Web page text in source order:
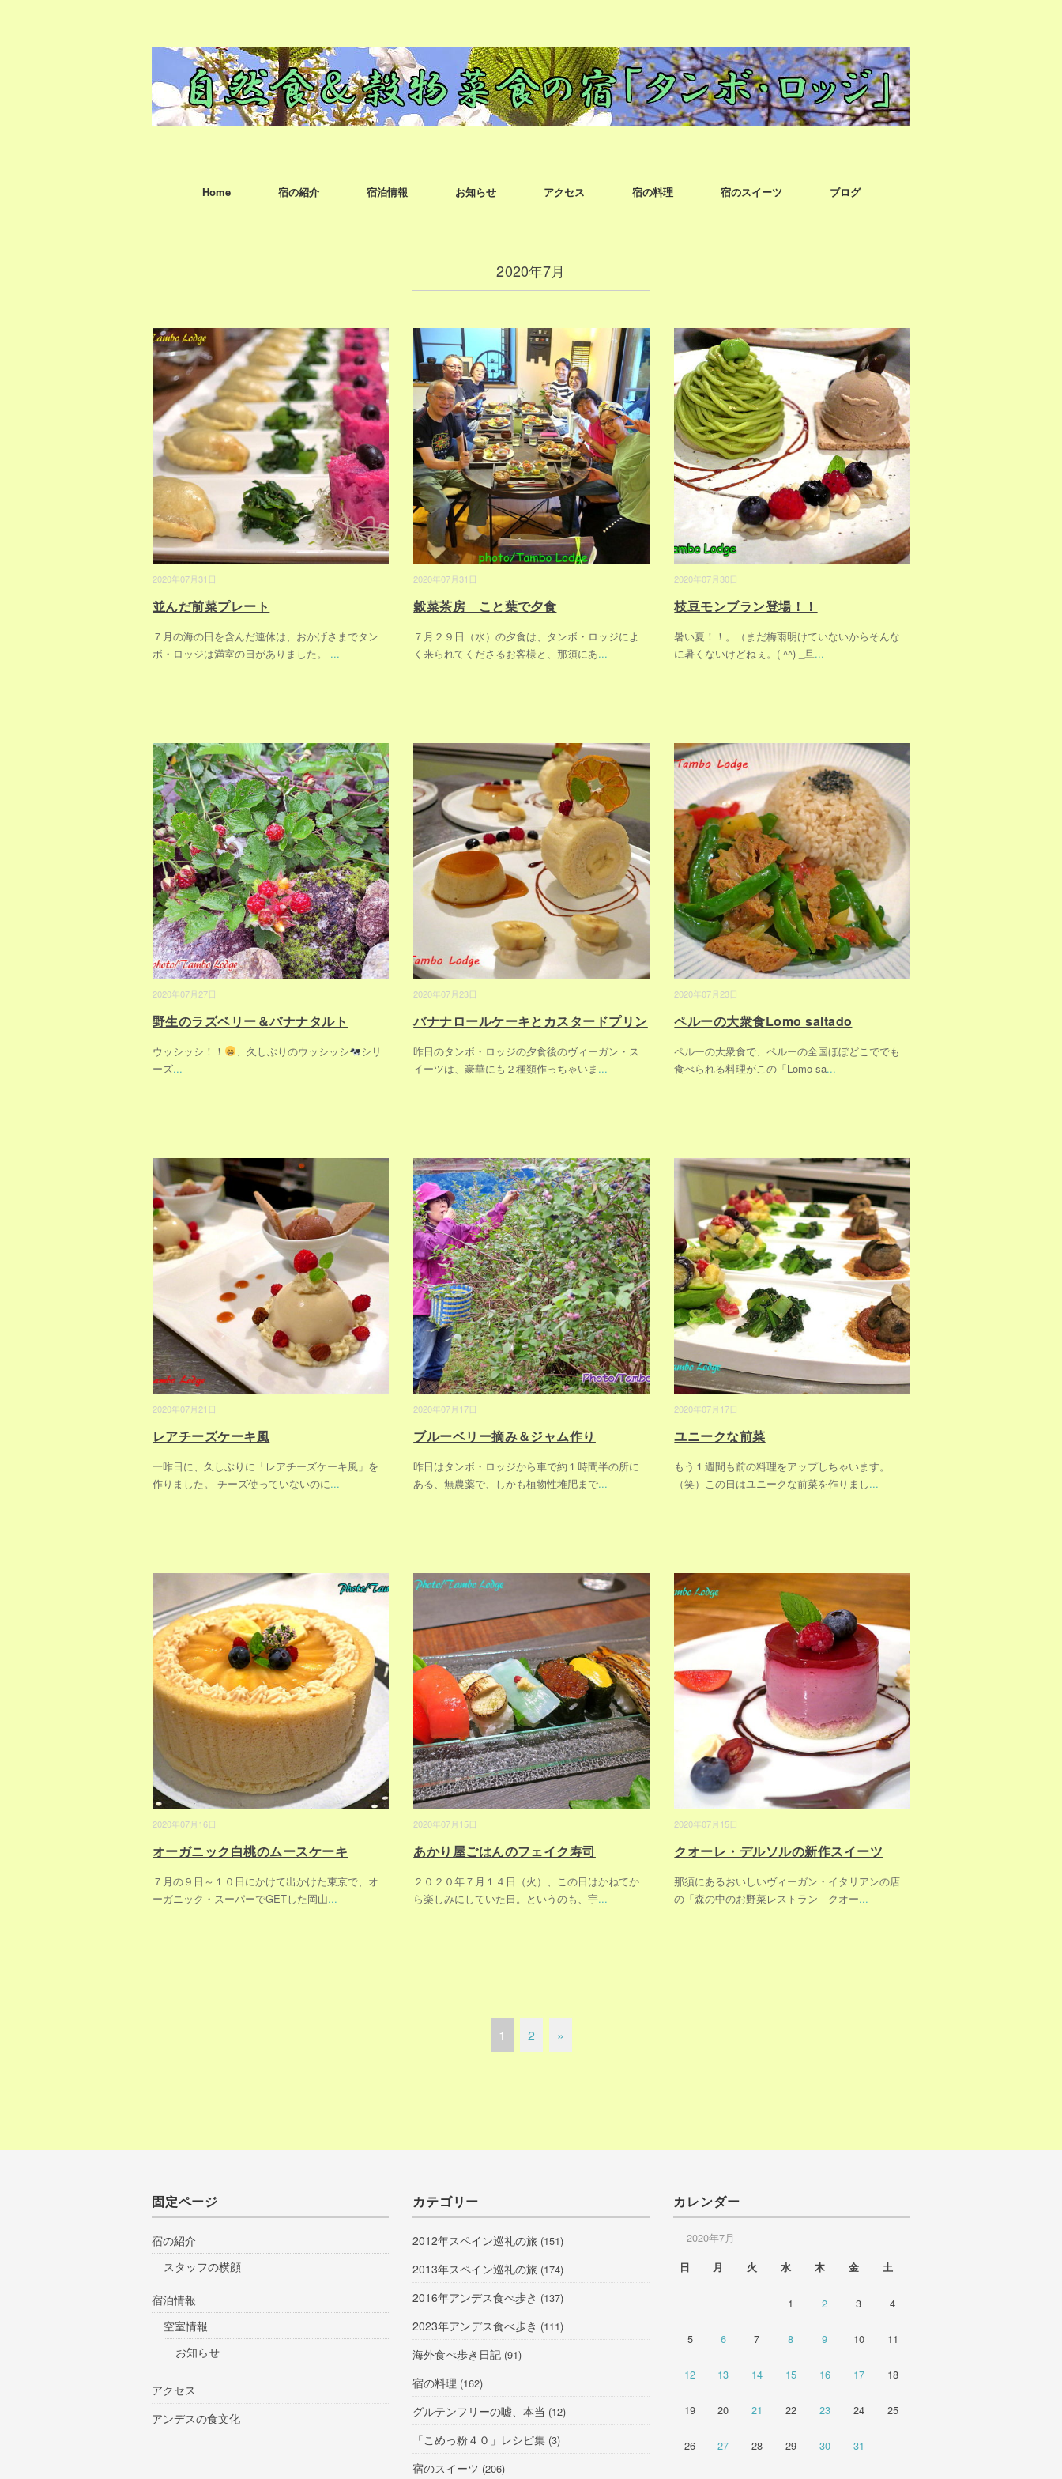
Home 宿の紹介 宿泊情報 お知らせ アクセス 宿の料理 宿のスイーツ ブログ
2020年7月
2020年07月31日
並んだ前菜プレート
７月の海の日を含んだ連休は、おかげさまでタン
ボ・ロッジは満室の日がありました。 ...
2020年07月31日
穀菜茶房 こと葉で夕食
７月２９日（水）の夕食は、タンボ・ロッジによ
く来られてくださるお客様と、那須にあ...
2020年07月30日
枝豆モンブラン登場！！
暑い夏！！。（まだ梅雨明けていないからそんな
に暑くないけどねぇ。( ^^) _旦 ...
2020年07月27日
野生のラズベリー＆バナナタルト
ウッシッシ！！ 、久しぶりのウッシッシ
シリ
ーズ...
2020年07月23日
バナナロールケーキとカスタードプリン
昨日のタンボ・ロッジの夕食後のヴィーガン・ス
イーツは、豪華にも２種類作っちゃいま ...
2020年07月23日
ペルーの大衆食Lomo saltado
ペルーの大衆食で、ペルーの全国ほぼどこででも
食べられる料理がこの「Lomo sa...
2020年07月21日
レアチーズケーキ風
一昨日に、久しぶりに「レアチーズケーキ風」を
作りました。 チーズ使っていないのに...
2020年07月17日
ブルーベリー摘み＆ジャム作り
昨日はタンボ・ロッジから車で約１時間半の所に
ある、無農薬で、しかも植物性堆肥まで...
2020年07月17日
ユニークな前菜
もう１週間も前の料理をアップしちゃいます。
（笑）この日はユニークな前菜を作りまし...
2020年07月16日
オーガニック白桃のムースケーキ
７月の９日～１０日にかけて出かけた東京で、オ
ーガニック・スーパーでGETした岡山...
2020年07月15日
あかり屋ごはんのフェイク寿司
２０２０年７月１４日（火）、この日はかねてか
ら楽しみにしていた日。というのも、宇...
2020年07月15日
クオーレ・デルソルの新作スイーツ
那須にあるおいしいヴィーガン・イタリアンの店
の「森の中のお野菜レストラン クオー...
1 2 »
固定ページ
宿の紹介
スタッフの横顔
宿泊情報
空室情報
お知らせ
アクセス
アンデスの食文化
カテゴリー
2012年スペイン巡礼の旅 (151)
2013年スペイン巡礼の旅 (174)
2016年アンデス食べ歩き (137)
2023年アンデス食べ歩き (111)
海外食べ歩き日記 (91)
宿の料理 (162)
グルテンフリーの嘘、本当 (12)
「こめっ粉４０」レシピ集 (3)
宿のスイーツ (206)
カレンダー
2020年7月
日 月 火 水 木 金 土
1 2 3 4
5 6 7 8 9 10 11
12 13 14 15 16 17 18
19 20 21 22 23 24 25
26 27 28 29 30 31